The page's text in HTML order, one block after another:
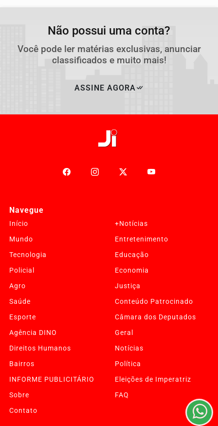
Não possui uma conta?
Você pode ler matérias exclusivas, anunciar
classificados e muito mais!
ASSINE AGORA
Navegue
Início
+Notícias
Mundo
Entretenimento
Tecnologia
Educação
Policial
Economia
Agro
Justiça
Saúde
Conteúdo Patrocinado
Esporte
Câmara dos Deputados
Agência DINO
Geral
Direitos Humanos
Notícias
Bairros
Política
INFORME PUBLICITÁRIO
Eleições de Imperatriz
Sobre
FAQ
Contato
Termos de Uso e Privacidade
Esse site utiliza cookies para melhorar sua experiência
você concorda com nossos Termos de Uso e
Privacidade.
CLICANDO AQUI